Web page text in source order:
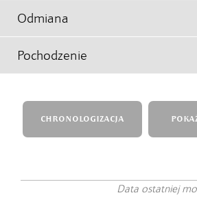
Odmiana
Pochodzenie
CHRONOLOGIZACJA
Data ostatniej